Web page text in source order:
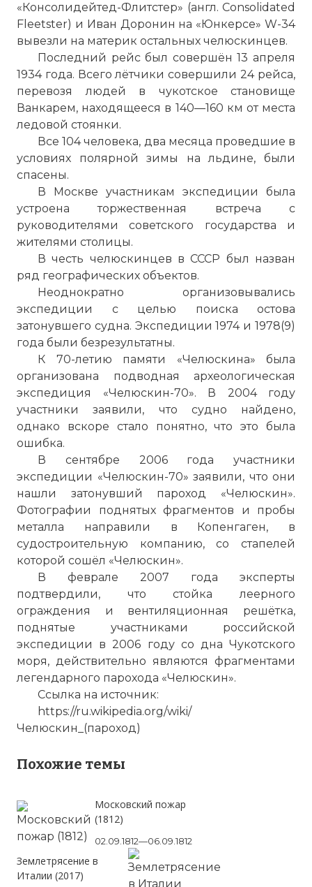
«Консолидейтед-Флитстер» (англ. Consolidated
Fleetster) и Иван Доронин на «Юнкерсе» W-34
вывезли на материк остальных челюскинцев.
Последний рейс был совершён 13 апреля
1934 года. Всего лётчики совершили 24 рейса,
перевозя людей в чукотское становище
Ванкарем, находящееся в 140—160 км от места
ледовой стоянки.
Все 104 человека, два месяца проведшие в
условиях полярной зимы на льдине, были
спасены.
В Москве участникам экспедиции была
устроена торжественная встреча с
руководителями советского государства и
жителями столицы.
В честь челюскинцев в СССР был назван
ряд географических объектов.
Неоднократно организовывались
экспедиции с целью поиска остова
затонувшего судна. Экспедиции 1974 и 1978(9)
года были безрезультатны.
К 70-летию памяти «Челюскина» была
организована подводная археологическая
экспедиция «Челюскин-70». В 2004 году
участники заявили, что судно найдено,
однако вскоре стало понятно, что это была
ошибка.
В сентябре 2006 года участники
экспедиции «Челюскин-70» заявили, что они
нашли затонувший пароход «Челюскин».
Фотографии поднятых фрагментов и пробы
металла направили в Копенгаген, в
судостроительную компанию, со стапелей
которой сошёл «Челюскин».
В феврале 2007 года эксперты
подтвердили, что стойка леерного
ограждения и вентиляционная решётка,
поднятые участниками российской
экспедиции в 2006 году со дна Чукотского
моря, действительно являются фрагментами
легендарного парохода «Челюскин».
Ссылка на источник:
https://ru.wikipedia.org/wiki/
Челюскин_(пароход)
Похожие темы
Московский пожар
(1812)
02.09.1812—06.09.1812
Землетрясение в
Италии (2017)